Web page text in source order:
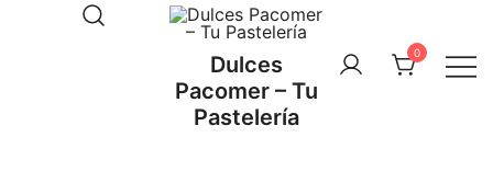
Dulces
Pacomer – Tu
Pastelería
0